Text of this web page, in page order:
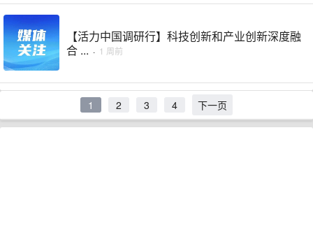
【活力中国调研行】科技创新和产业创新深度融
合 ... · 1 周前
1 2 3 4 下一页